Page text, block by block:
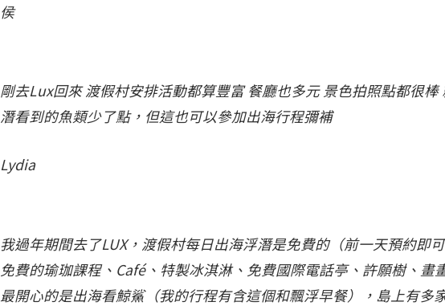
侯
剛去Lux回來 渡假村安排活動都算豐富 餐廳也多元 景色拍照點都很棒
潛看到的魚類少了點，但這也可以參加出海行程彌補
Lydia
我過年期間去了LUX，渡假村每日出海浮潛是免費的（前一天預約即
免費的瑜珈課程、Café、特製冰淇淋、免費國際電話亭、許願樹、畫
最開心的是出海看鯨鯊（我的行程有含這個和飄浮早餐），島上有多